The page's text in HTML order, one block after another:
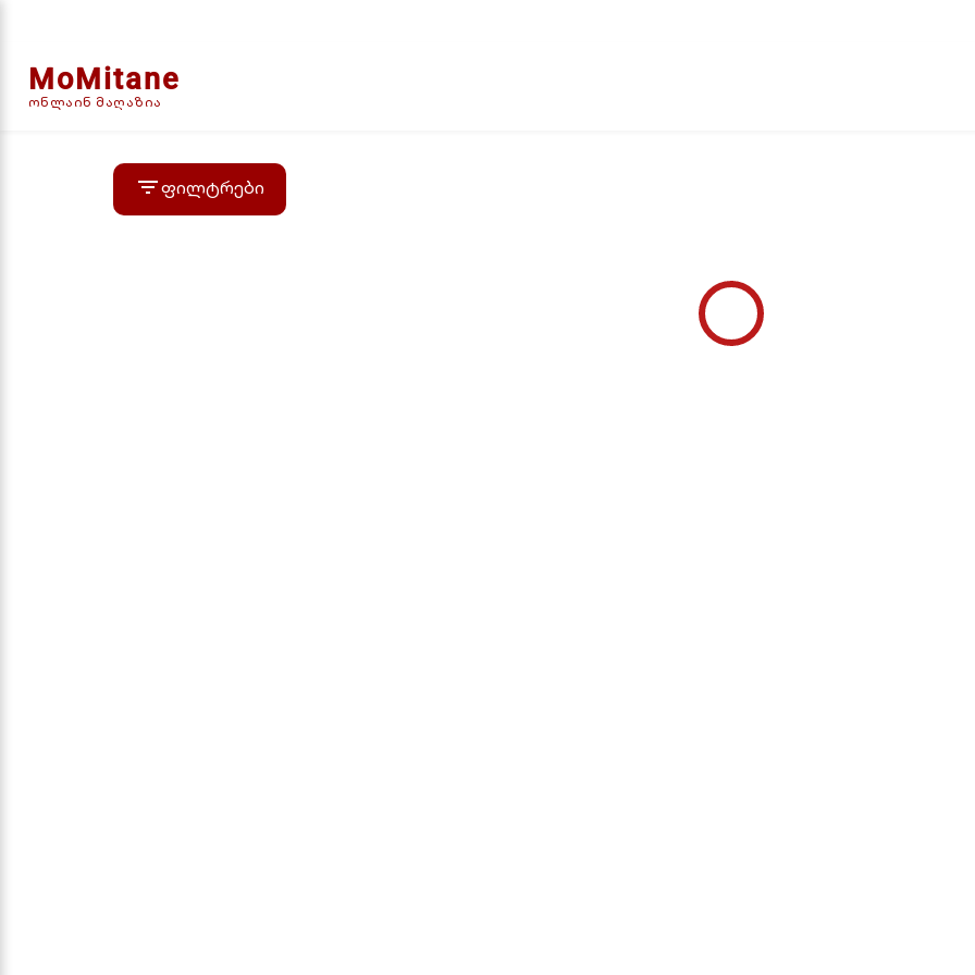
MoMitane
ონლაინ მაღაზია
filter_listფილტრები